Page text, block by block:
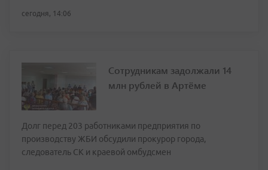
сегодня, 14:06
Сотрудникам задолжали 14
млн рублей в Артёме
Долг перед 203 работниками предприятия по
производству ЖБИ обсудили прокурор города,
следователь СК и краевой омбудсмен